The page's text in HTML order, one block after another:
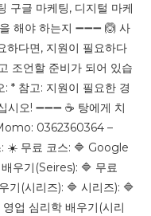
구글 마케팅, 디지털 마케
해야 하는지 ➖➖➖ 🙆 사
하다면, 지원이 필요하다
조언할 준비가 되어 있습
* 참고: 지원이 필요한 경
오! ➖➖➖ ☕️ 탕에게 치
0362360364 –
☀️ 무료 코스: 🔷 Google
우기(Seires): 🔷 무료
(시리즈): 🔷 시리즈): 🔷
업 심리학 배우기(시리